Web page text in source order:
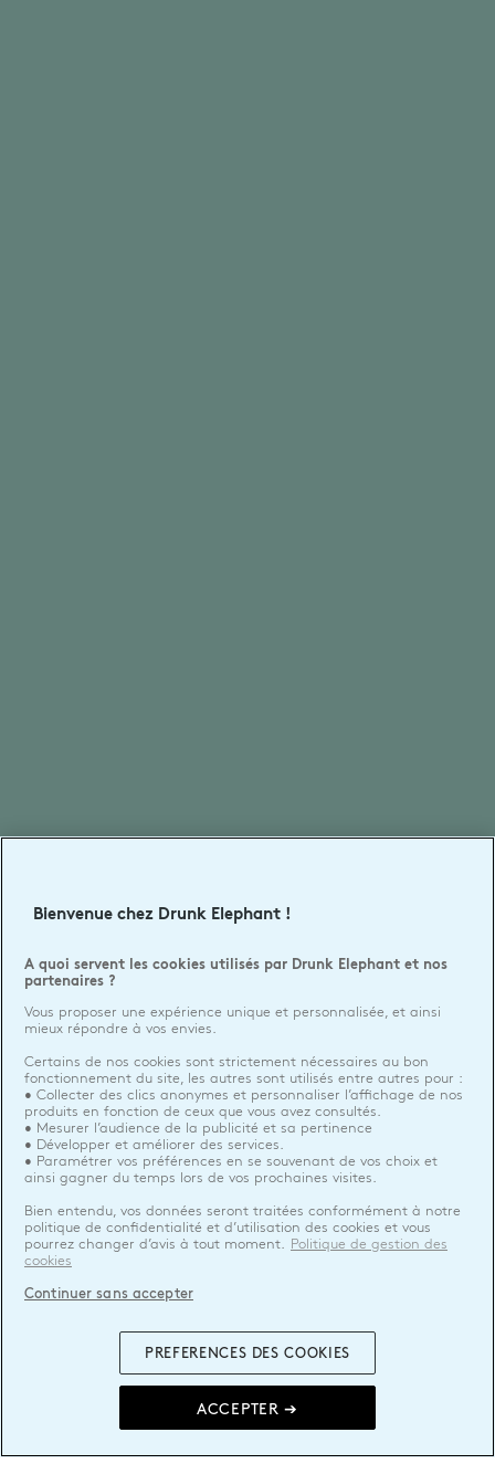
Bienvenue chez Drunk Elephant !
A quoi servent les cookies utilisés par Drunk Elephant et nos
partenaires ?
Vous proposer une expérience unique et personnalisée, et ainsi
mieux répondre à vos envies.
Certains de nos cookies sont strictement nécessaires au bon
fonctionnement du site, les autres sont utilisés entre autres pour :
• Collecter des clics anonymes et personnaliser l’affichage de nos
produits en fonction de ceux que vous avez consultés.
• Mesurer l’audience de la publicité et sa pertinence
• Développer et améliorer des services.
• Paramétrer vos préférences en se souvenant de vos choix et
ainsi gagner du temps lors de vos prochaines visites.
Bien entendu, vos données seront traitées conformément à notre
politique de confidentialité et d’utilisation des cookies et vous
pourrez changer d’avis à tout moment.
Politique de gestion des
cookies
ACCEPTER ➔
PREFERENCES DES COOKIES
Continuer sans accepter